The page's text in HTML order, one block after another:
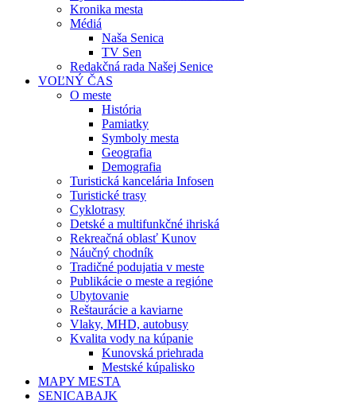
Kronika mesta
Médiá
Naša Senica
TV Sen
Redakčná rada Našej Senice
VOĽNÝ ČAS
O meste
História
Pamiatky
Symboly mesta
Geografia
Demografia
Turistická kancelária Infosen
Turistické trasy
Cyklotrasy
Detské a multifunkčné ihriská
Rekreačná oblasť Kunov
Náučný chodník
Tradičné podujatia v meste
Publikácie o meste a regióne
Ubytovanie
Reštaurácie a kaviarne
Vlaky, MHD, autobusy
Kvalita vody na kúpanie
Kunovská priehrada
Mestské kúpalisko
MAPY MESTA
SENICABAJK